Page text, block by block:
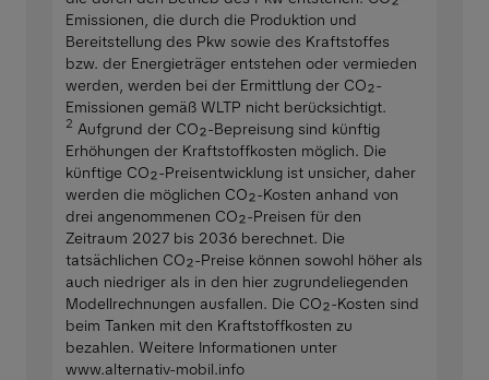
Emissionen, die durch die Produktion und
Bereitstellung des Pkw sowie des Kraftstoffes
bzw. der Energieträger entstehen oder vermieden
werden, werden bei der Ermittlung der CO₂-
Emissionen gemäß WLTP nicht berücksichtigt.
2 Aufgrund der CO₂-Bepreisung sind künftig
Erhöhungen der Kraftstoffkosten möglich. Die
künftige CO₂-Preisentwicklung ist unsicher, daher
werden die möglichen CO₂-Kosten anhand von
drei angenommenen CO₂-Preisen für den
Zeitraum 2027 bis 2036 berechnet. Die
tatsächlichen CO₂-Preise können sowohl höher als
auch niedriger als in den hier zugrundeliegenden
Modellrechnungen ausfallen. Die CO₂-Kosten sind
beim Tanken mit den Kraftstoffkosten zu
bezahlen. Weitere Informationen unter
www.alternativ-mobil.info